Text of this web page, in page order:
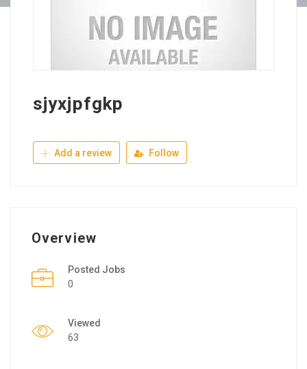
sjyxjpfgkp
Add a review Follow
Overview
Posted Jobs
0
Viewed
63